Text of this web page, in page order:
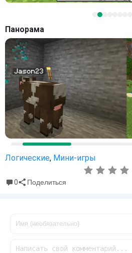
Панорама
Логические, Мини-игры
0 Поделиться